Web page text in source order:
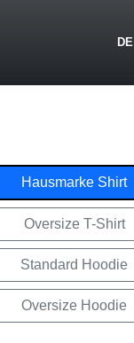
DE
Hausmarke Shirt
Oversize T-Shirt
Standard Hoodie
Oversize Hoodie